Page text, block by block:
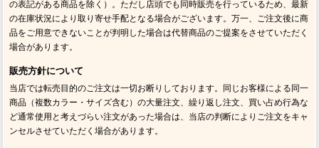
の表記がある商品を除く）。ただし店頭でも同時販売を行っているため、最新
の在庫状況により取り寄せ手配となる場合がございます。万一、ご注文後に商
品をご用意できないことが判明した場合は代替商品のご提案をさせていただく
場合があります。
販売方針について
当店では転売目的のご注文は一切お断りしております。同じお客様による同一
商品（複数カラー・サイズ含む）の大量注文、繰り返し注文、買い占め行為な
ど通常使用と考えづらい注文があった場合は、当店の判断によりご注文をキャ
ンセルさせていただく場合があります。